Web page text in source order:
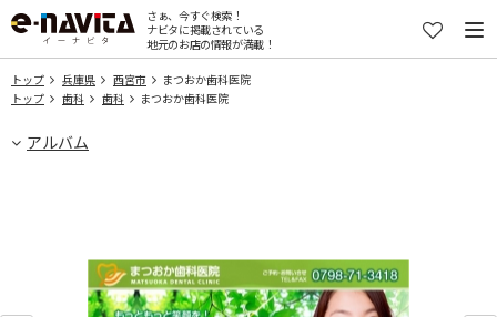
さぁ、今すぐ検索！
ナビタに掲載されている
地元のお店の情報が満載！
トップ 兵庫県 西宮市
まつおか歯科医院
トップ
歯科 歯科 まつおか歯科医院
アルバム